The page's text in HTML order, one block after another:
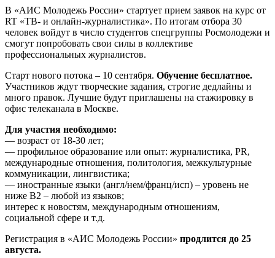
В «АИС Молодежь России» стартует прием заявок на курс от
RT «ТВ- и онлайн-журналистика». По итогам отбора 30
человек войдут в число студентов спецгруппы Росмолодежи и
смогут попробовать свои силы в коллективе
профессиональных журналистов.
Старт нового потока – 10 сентября. Обучение бесплатное.
Участников ждут творческие задания, строгие дедлайны и
много правок. Лучшие будут приглашены на стажировку в
офис телеканала в Москве.
Для участия необходимо:
— возраст от 18-30 лет;
— профильное образование или опыт: журналистика, PR,
международные отношения, политология, межкультурные
коммуникации, лингвистика;
— иностранные языки (англ/нем/франц/исп) – уровень не
ниже B2 – любой из языков;
интерес к новостям, международным отношениям,
социальной сфере и т.д.
Регистрация в «АИС Молодежь России» продлится до 25
августа.